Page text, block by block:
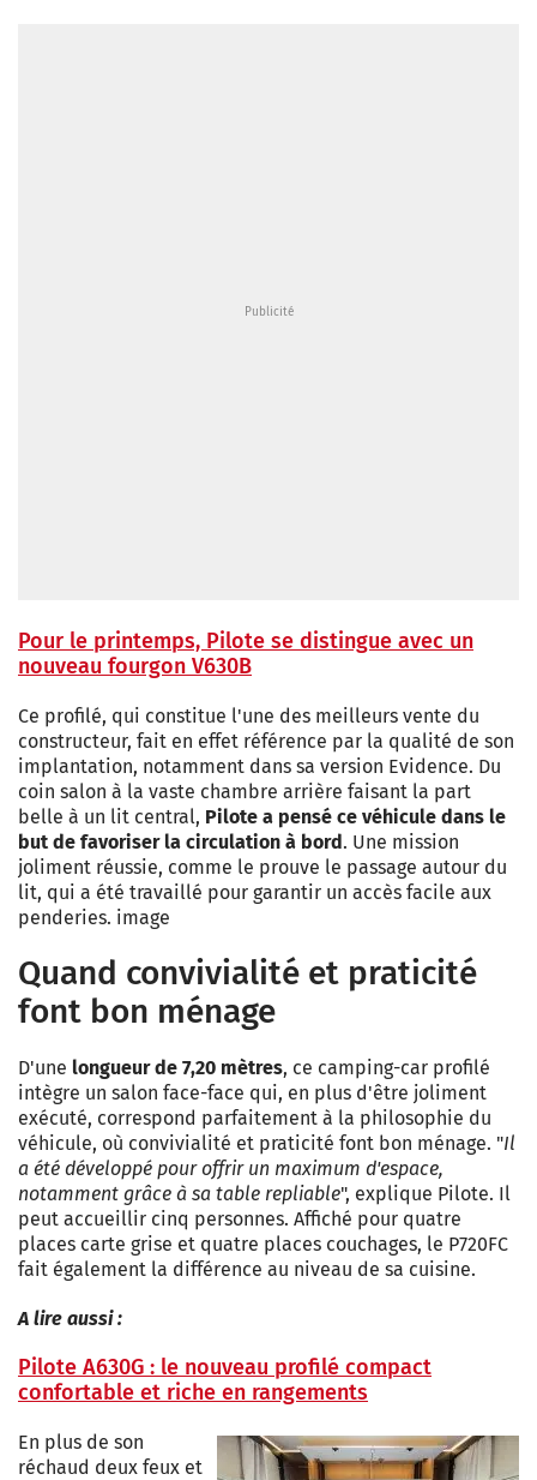
Pour le printemps, Pilote se distingue avec un
nouveau fourgon V630B
Ce profilé, qui constitue l'une des meilleurs vente du
constructeur, fait en effet référence par la qualité de son
implantation, notamment dans sa version Evidence. Du
coin salon à la vaste chambre arrière faisant la part
belle à un lit central, Pilote a pensé ce véhicule dans le
but de favoriser la circulation à bord. Une mission
joliment réussie, comme le prouve le passage autour du
lit, qui a été travaillé pour garantir un accès facile aux
penderies. image
Quand convivialité et praticité
font bon ménage
D'une longueur de 7,20 mètres, ce camping-car profilé
intègre un salon face-face qui, en plus d'être joliment
exécuté, correspond parfaitement à la philosophie du
véhicule, où convivialité et praticité font bon ménage. "Il
a été développé pour offrir un maximum d'espace,
notamment grâce à sa table repliable", explique Pilote. Il
peut accueillir cinq personnes. Affiché pour quatre
places carte grise et quatre places couchages, le P720FC
fait également la différence au niveau de sa cuisine.
A lire aussi :
Pilote A630G : le nouveau profilé compact
confortable et riche en rangements
En plus de son
réchaud deux feux et